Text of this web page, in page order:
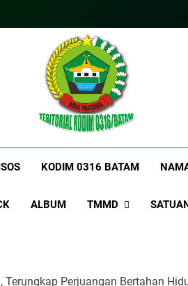
KODIM 0316 BATAM
ALBUM TMMD
Perjuangan Bertahan